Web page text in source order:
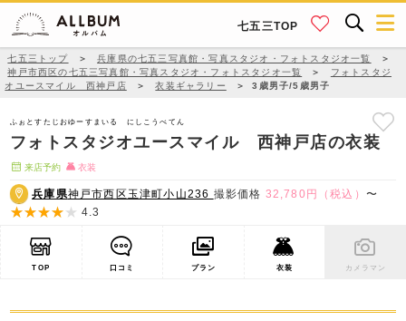
七五三TOP
七五三トップ ＞ 兵庫県の七五三写真館・写真スタジオ・フォトスタジオ一覧
＞
神戸市西区の七五三写真館・写真スタジオ・フォトスタジオ一覧
＞
フォトスタジ
オユースマイル 西神戸店
＞ 衣装ギャラリー ＞ 3歳男子/5歳男子
ふぉとすたじおゆーすまいる にしこうべてん
フォトスタジオユースマイル 西神戸店の衣装
来店予約 衣装
兵庫県神戸市西区玉津町小山236 撮影価格 32,780円（税込） 〜
4.3
TOP 口コミ プラン 衣装 カメラマン